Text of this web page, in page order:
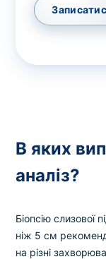
В яких
аналіз?
Біопсію слизової
ніж 5 см
на різні